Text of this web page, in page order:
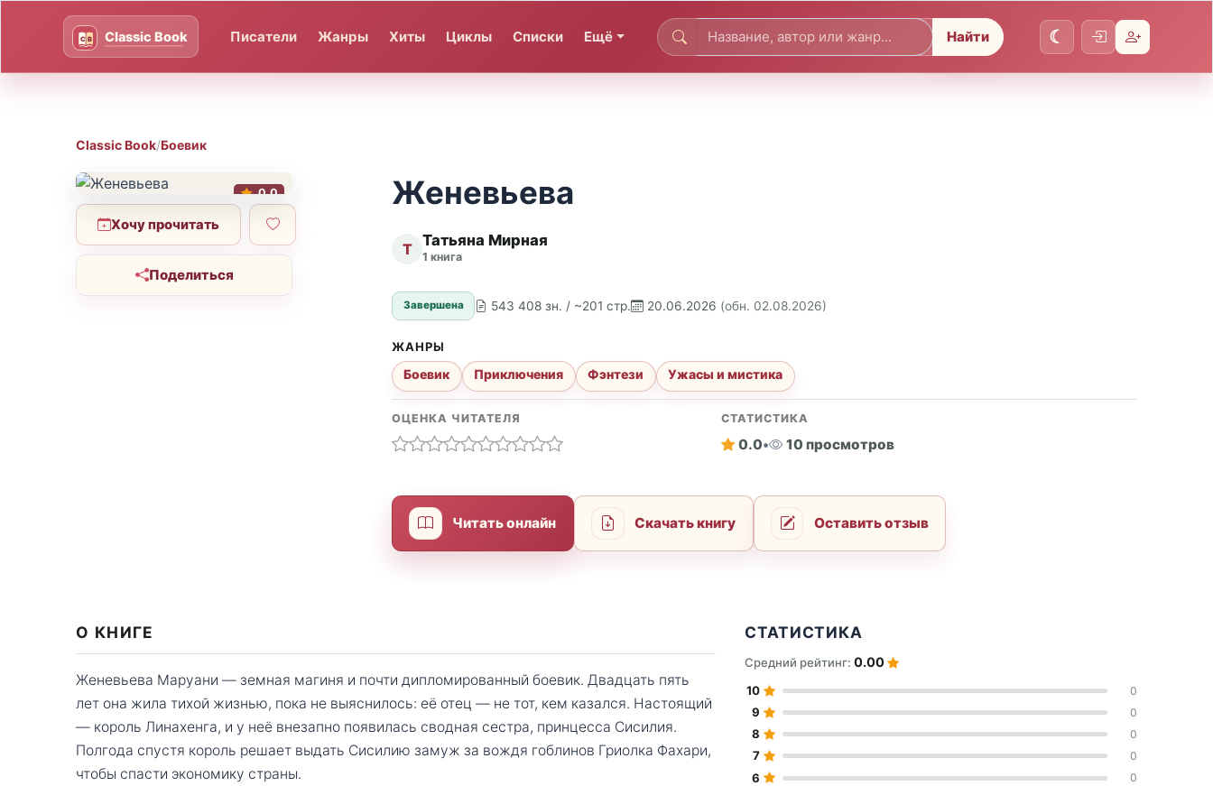
Писатели Жанры Хиты Циклы Списки Ещё Найти
Classic Book/Боевик
0.0
Хочу прочитать
Поделиться
Женевьева
Т Татьяна Мирная
1 книга
Завершена 543 408 зн. / ~201 стр. 20.06.2026 (обн. 02.08.2026)
ЖАНРЫ
Боевик Приключения Фэнтези Ужасы и мистика
ОЦЕНКА ЧИТАТЕЛЯ СТАТИСТИКА
0.0• 10 просмотров
Читать онлайн Скачать книгу Оставить отзыв
О КНИГЕ
Женевьева Маруани — земная магиня и почти дипломированный боевик. Двадцать пять
лет она жила тихой жизнью, пока не выяснилось: её отец — не тот, кем казался. Настоящий
— король Линахенга, и у неё внезапно появилась сводная сестра, принцесса Сисилия.
Полгода спустя король решает выдать Сисилию замуж за вождя гоблинов Гриолка Фахари,
чтобы спасти экономику страны.
СТАТИСТИКА
Средний рейтинг:0.00
10 0
9 0
8 0
7 0
6 0